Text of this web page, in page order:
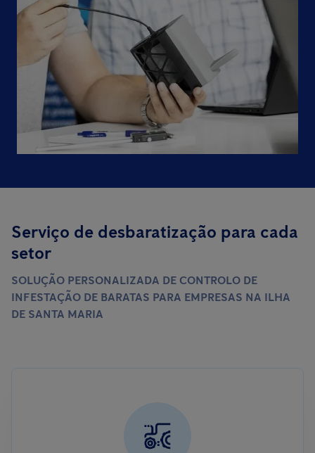
Serviço de desbaratização para cada
setor
SOLUÇÃO PERSONALIZADA DE CONTROLO DE
INFESTAÇÃO DE BARATAS PARA EMPRESAS NA ILHA
DE SANTA MARIA